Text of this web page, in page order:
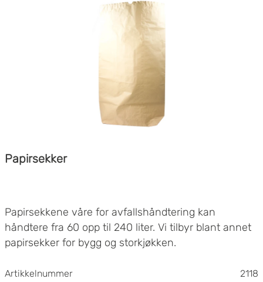
Papirsekker
Papirsekkene våre for avfallshåndtering kan
håndtere fra 60 opp til 240 liter. Vi tilbyr blant annet
papirsekker for bygg og storkjøkken.
Artikkelnummer 2118